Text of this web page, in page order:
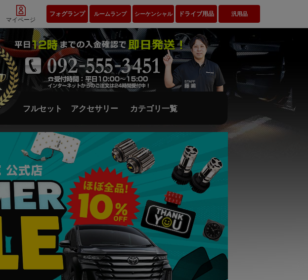
マイページ
フォグランプ ルームランプ シーケンシャル ドライブ用品 汎用品